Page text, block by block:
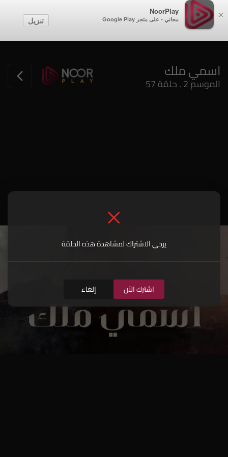
×
NoorPlay
مجاني - على متجر Google Play تنزيل
الموسم 2 . حلقة 57
يرجى الاشتراك لمشاهدة هذه الحلقة
اشترك الآن إلغاء